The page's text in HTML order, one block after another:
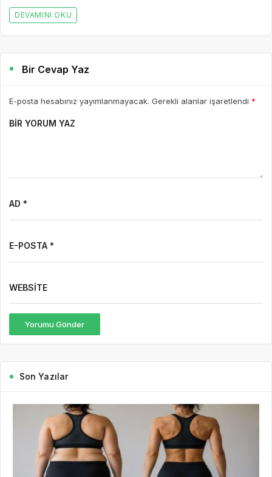
DEVAMINI OKU
Bir Cevap Yaz
E-posta hesabınız yayımlanmayacak. Gerekli alanlar işaretlendi *
BIR YORUM YAZ
AD *
E-POSTA *
WEBSITE
Yorumu Gönder
Son Yazılar